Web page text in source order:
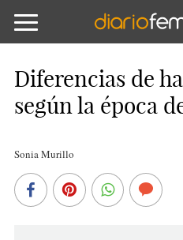
Diferencias de
según la época
Sonia Murillo